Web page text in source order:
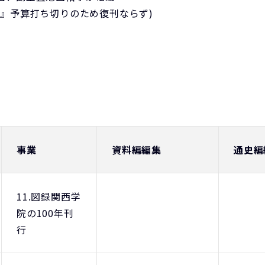
予算打ち切りのため復刊ならず)
事業 資料編編集 通史
11.図録関西学
院の100年刊
行